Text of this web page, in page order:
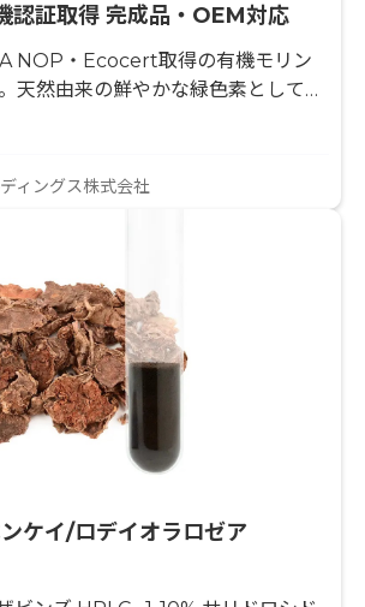
認証取得 完成品・OEM対応
NOP・Ecocert取得の有機モリン
然由来の鮮やかな緑色素として天
ン訴求用途に対応。スムージー・製
のほかOEM・PB対応も可能。自然
ィングス株式会社
ケイ/ロデイオラロゼア